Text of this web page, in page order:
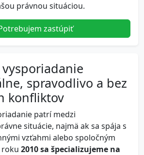
právnou situáciou.
zastúpiť
spravodlivo a bez
konfliktov
patrí medzi
situácie, najmä ak sa spája s
vzťahmi alebo spoločným
roku 2010 sa špecializujeme na